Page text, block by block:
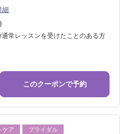
細
通常レッスンを受けたことのある方
このクーポンで予約
ケア
ブライダル